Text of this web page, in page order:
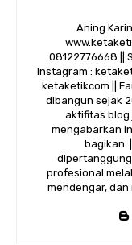
Aning
08122776668 ||
Instagram :
ketaketikcom ||
dibangun sejak
aktifitas blog
mengabarkan
bagikan.
profesional
mendengar, dan